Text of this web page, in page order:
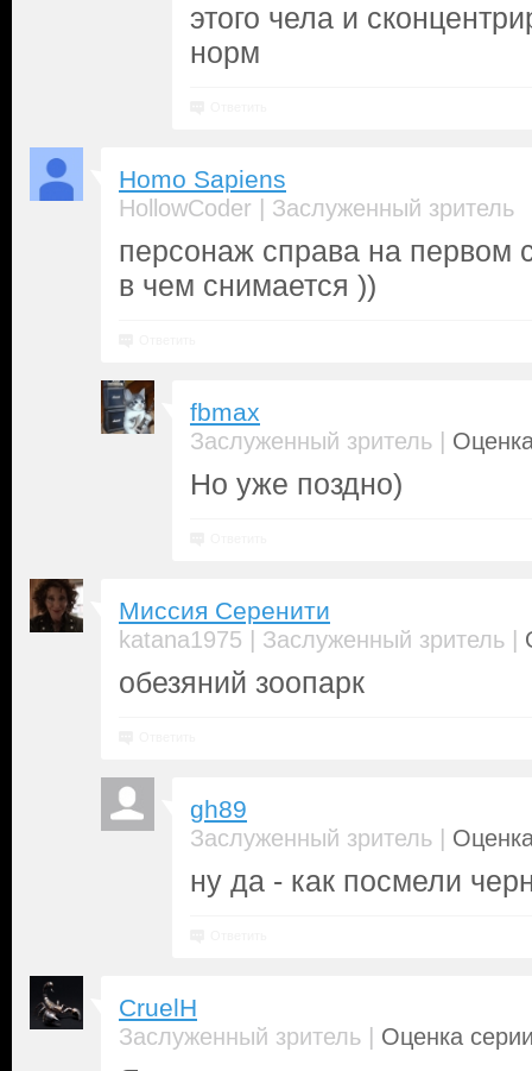
этого чела и
норм
Homo Sapiens
HollowCoder | Заслуженный зритель
персонаж справа на первом
в чем снимается ))
fbmax
Заслуженный зритель |
Но уже поздно)
Миссия Серенити
katana1975 | Заслуженный зритель |
обезяний зоопарк
gh89
Заслуженный зритель |
ну да - как посмели
CruelH
Заслуженный зритель | Оценка